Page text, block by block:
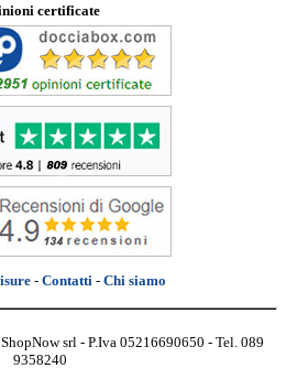
certificate
- Contatti - Chi siamo
srl - P.Iva 05216690650 - Tel. 089
9358240